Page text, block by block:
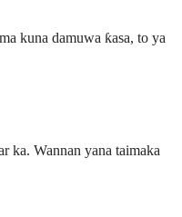
kuna damuwa ƙasa, to ya
ka. Wannan yana taimaka